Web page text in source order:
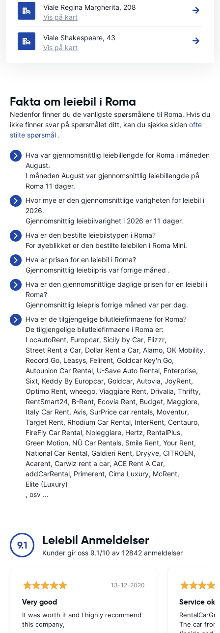
Viale Regina Margherita, 208
Vis på kart
Viale Shakespeare, 43
Vis på kart
Fakta om leiebil i Roma
Nedenfor finner du de vanligste spørsmålene til Roma. Hvis du
ikke finner svar på spørsmålet ditt, kan du sjekke siden ofte
stilte spørsmål .
Hva var gjennomsnittlig leiebillengde for Roma i måneden
August.
I måneden August var gjennomsnittlig leiebillengde på
Roma 11 dager.
Hvor mye er den gjennomsnittlige varigheten for leiebil i
2026.
Gjennomsnittlig leiebilvarighet i 2026 er 11 dager.
Hva er den bestilte leiebilstypen i Roma?
For øyeblikket er den bestilte leiebilen i Roma Mini.
Hva er prisen for en leiebil i Roma?
Gjennomsnittlig leiebilpris var forrige måned .
Hva er den gjennomsnittlige daglige prisen for en leiebil i
Roma?
Gjennomsnittlig leiepris forrige måned var per dag.
Hva er de tilgjengelige bilutleiefirmaene for Roma?
De tilgjengelige bilutleiefirmaene i Roma er:
LocautoRent Europcar Sicily by Car Flizzr
Street Rent a Car Dollar Rent a Car Alamo OK Mobility
Record Go Leasys Felirent Goldcar Key'n Go
Autounion Car Rental U-Save Auto Rental Enterprise
Sixt Keddy By Europcar Goldcar Autovia JoyRent
Optimo Rent wheego Viaggiare Rent Drivalia Thrifty
RentSmart24 B-Rent Ecovia Rent Budget Maggiore
Italy Car Rent Avis SurPrice car rentals Moventur
Target Rent Rhodium Car Rental InterRent Centauro
FireFly Car Rental Noleggiare Hertz RentalPlus
Green Motion NÜ Car Rentals Smile Rent Your Rent
National Car Rental Galdieri Rent Dryyve CITROEN
Acarent Carwiz rent a car ACE Rent A Car
addCarRental Primerent Cima Luxury McRent
Elite (Luxury)
, osv ...
9.1 Leiebil Anmeldelser
Kunder gir oss 9.1/10 av 12842 anmeldelser
13-12-2020
Very good
It was worth it and I highly recommend
this company,
Service
The car